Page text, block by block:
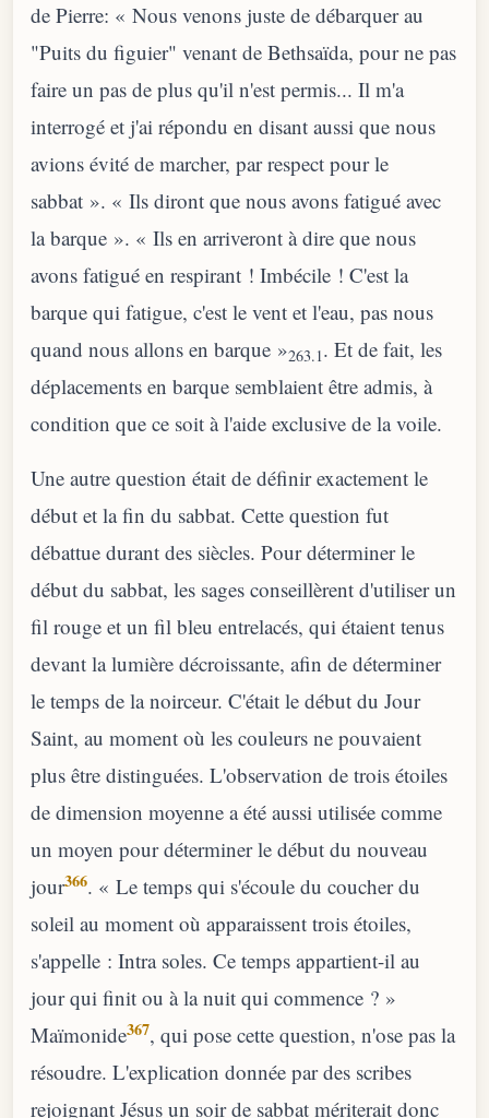
de Pierre: « Nous venons juste de débarquer au
"Puits du figuier" venant de Bethsaïda, pour ne pas
faire un pas de plus qu'il n'est permis... Il m'a
interrogé et j'ai répondu en disant aussi que nous
avions évité de marcher, par respect pour le
sabbat ». « Ils diront que nous avons fatigué avec
la barque ». « Ils en arriveront à dire que nous
avons fatigué en respirant ! Imbécile ! C'est la
barque qui fatigue, c'est le vent et l'eau, pas nous
quand nous allons en barque »263.1. Et de fait, les
déplacements en barque semblaient être admis, à
condition que ce soit à l'aide exclusive de la voile.
Une autre question était de définir exactement le
début et la fin du sabbat. Cette question fut
débattue durant des siècles. Pour déterminer le
début du sabbat, les sages conseillèrent d'utiliser un
fil rouge et un fil bleu entrelacés, qui étaient tenus
devant la lumière décroissante, afin de déterminer
le temps de la noirceur. C'était le début du Jour
Saint, au moment où les couleurs ne pouvaient
plus être distinguées. L'observation de trois étoiles
de dimension moyenne a été aussi utilisée comme
un moyen pour déterminer le début du nouveau
jour366. « Le temps qui s'écoule du coucher du
soleil au moment où apparaissent trois étoiles,
s'appelle : Intra soles. Ce temps appartient-il au
jour qui finit ou à la nuit qui commence ? »
Maïmonide367, qui pose cette question, n'ose pas la
résoudre. L'explication donnée par des scribes
rejoignant Jésus un soir de sabbat mériterait donc